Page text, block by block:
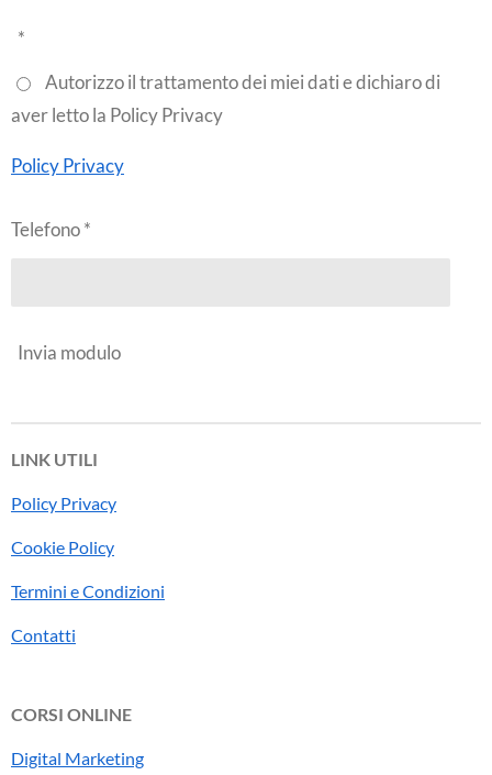
*
Autorizzo il trattamento dei miei dati e dichiaro di
aver letto la Policy Privacy
Policy Privacy
Telefono *
Invia modulo
LINK UTILI
Policy Privacy
Cookie Policy
Termini e Condizioni
Contatti
CORSI ONLINE
Digital Marketing